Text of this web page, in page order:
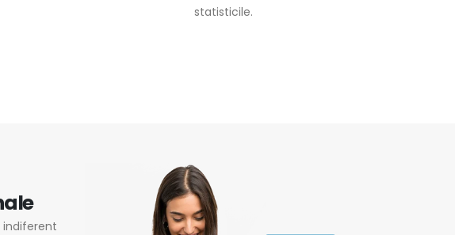
statisticile.
indiferent